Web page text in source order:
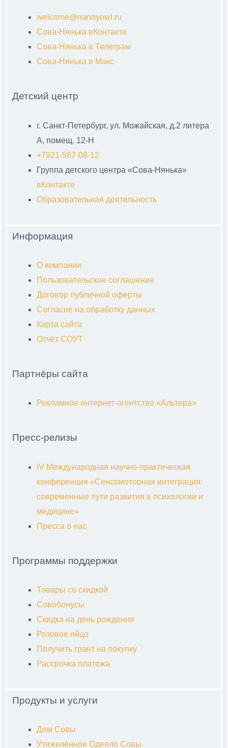
welcome@nannyowl.ru
Сова-Нянька вКонтакте
Сова-Нянька в Телеграм
Сова-Нянька в Макс
Детский центр
г. Санкт-Петербург, ул. Можайская, д.2 литера
А, помещ. 12-Н
+7921-587-08-12
Группа детского центра «Сова-Нянька»
вКонтакте
Образовательная деятельность
Информация
О компании
Пользовательское соглашение
Договор публичной оферты
Согласие на обработку данных
Карта сайта
Отчёт СОУТ
Партнёры сайта
Рекламное интернет-агентство «Альтера»
Пресс-релизы
IV Международная научно-практическая
конференция «Сенсомоторная интеграция:
современные пути развития в психологии и
медицине»
Пресса о нас
Программы поддержки
Товары со скидкой
Совобонусы
Скидка на день рождения
Розовое яйцо
Получить грант на покупку
Рассрочка платежа
Продукты и услуги
Дом Совы
Утяжелённое Одеяло Совы